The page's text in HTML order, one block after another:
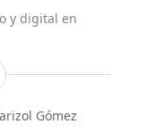
y digital en
Gómez